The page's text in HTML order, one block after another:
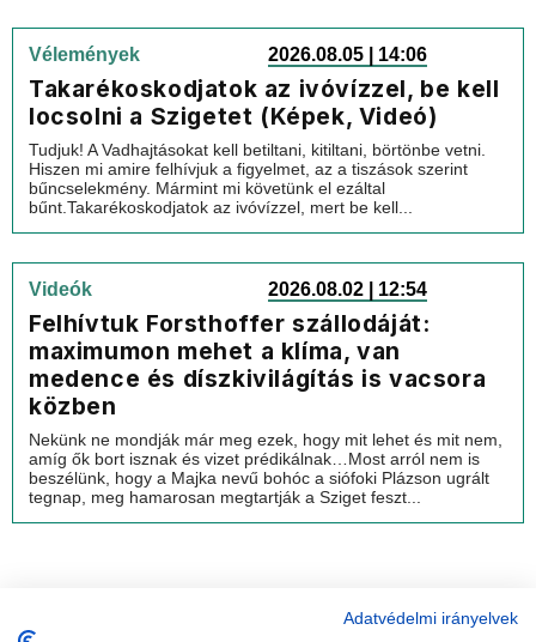
Vélemények 2026.08.05 | 14:06
Takarékoskodjatok az ivóvízzel, be kell
locsolni a Szigetet (Képek, Videó)
Tudjuk! A Vadhajtásokat kell betiltani, kitiltani, börtönbe vetni.
Hiszen mi amire felhívjuk a figyelmet, az a tiszások szerint
bűncselekmény. Mármint mi követünk el ezáltal
bűnt.Takarékoskodjatok az ivóvízzel, mert be kell...
Videók 2026.08.02 | 12:54
Felhívtuk Forsthoffer szállodáját:
maximumon mehet a klíma, van
medence és díszkivilágítás is vacsora
közben
Nekünk ne mondják már meg ezek, hogy mit lehet és mit nem,
amíg ők bort isznak és vizet prédikálnak…Most arról nem is
beszélünk, hogy a Majka nevű bohóc a siófoki Plázson ugrált
tegnap, meg hamarosan megtartják a Sziget feszt...
Adatvédelmi irányelvek